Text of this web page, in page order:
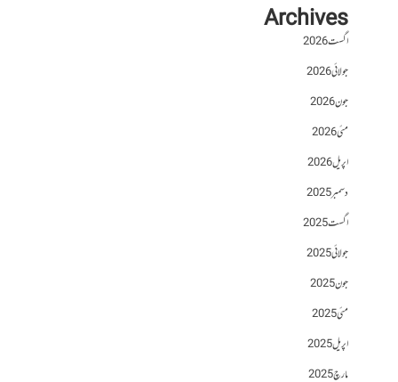
Archives
اگست 2026
جولائی 2026
جون 2026
مئی 2026
اپریل 2026
دسمبر 2025
اگست 2025
جولائی 2025
جون 2025
مئی 2025
اپریل 2025
مارچ 2025